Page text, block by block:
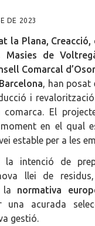
DE 2023
la Plana,
de
Comarcal
, han posat
i
comarca. El
en el qual
estable per a les
intenció de
llei de
la normativa
una acurada
gestió.